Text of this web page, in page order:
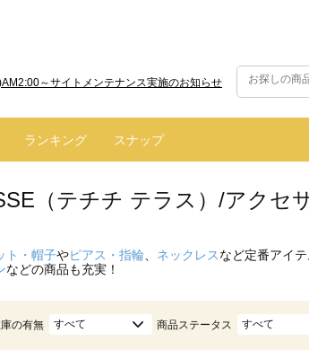
～サイトメンテナンス実施のお知らせ
ランキング スナップ
（テチチ テラス）/アクセ
ト・帽子やピアス・指輪 ネックレスなど定番アイ
などの商品も充実！
の有無 すべて 商品ステータス すべて